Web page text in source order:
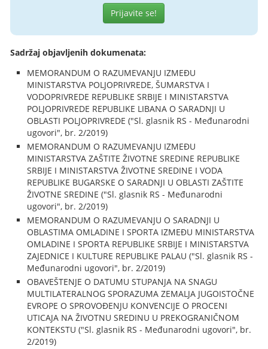
Prijavite se!
Sadržaj objavljenih dokumenata:
MEMORANDUM O RAZUMEVANJU IZMEĐU
MINISTARSTVA POLJOPRIVREDE, ŠUMARSTVA I
VODOPRIVREDE REPUBLIKE SRBIJE I MINISTARSTVA
POLJOPRIVREDE REPUBLIKE LIBANA O SARADNJI U
OBLASTI POLJOPRIVREDE ("Sl. glasnik RS - Međunarodni
ugovori", br. 2/2019)
MEMORANDUM O RAZUMEVANJU IZMEĐU
MINISTARSTVA ZAŠTITE ŽIVOTNE SREDINE REPUBLIKE
SRBIJE I MINISTARSTVA ŽIVOTNE SREDINE I VODA
REPUBLIKE BUGARSKE O SARADNJI U OBLASTI ZAŠTITE
ŽIVOTNE SREDINE ("Sl. glasnik RS - Međunarodni
ugovori", br. 2/2019)
MEMORANDUM O RAZUMEVANJU O SARADNJI U
OBLASTIMA OMLADINE I SPORTA IZMEĐU MINISTARSTVA
OMLADINE I SPORTA REPUBLIKE SRBIJE I MINISTARSTVA
ZAJEDNICE I KULTURE REPUBLIKE PALAU ("Sl. glasnik RS -
Međunarodni ugovori", br. 2/2019)
OBAVEŠTENJE O DATUMU STUPANJA NA SNAGU
MULTILATERALNOG SPORAZUMA ZEMALJA JUGOISTOČNE
EVROPE O SPROVOĐENJU KONVENCIJE O PROCENI
UTICAJA NA ŽIVOTNU SREDINU U PREKOGRANIČNOM
KONTEKSTU ("Sl. glasnik RS - Međunarodni ugovori", br.
2/2019)